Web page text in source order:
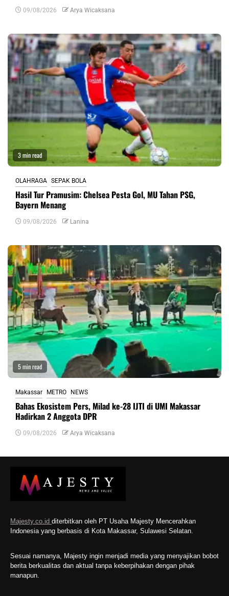
09/08/2026 Arya Wicaksana
3 min read
OLAHRAGA SEPAK BOLA
Hasil Tur Pramusim: Chelsea Pesta Gol, MU Tahan PSG,
Bayern Menang
09/08/2026 Lanina
5 min read
Makassar METRO NEWS
Bahas Ekosistem Pers, Milad ke-28 IJTI di UMI Makassar
Hadirkan 2 Anggota DPR
09/08/2026 Arya Wicaksana
Majesty.co.id diterbitkan oleh PT Usaha Majesty Mencerahkan
Indonesia yang berbasis di Kota Makassar, Sulawesi Selatan.
Sesuai namanya, Majesty ingin menjadi media yang menyajikan bobot
berita berkualitas dan aktual tanpa keberpihakan dengan pihak
manapun.